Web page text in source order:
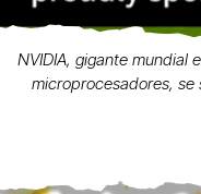
NVIDIA, gigante mundial
microprocesadores, se